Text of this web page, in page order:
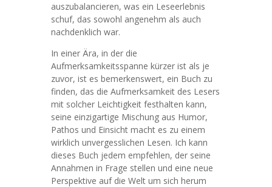
auszubalancieren, was ein Leseerlebnis
schuf, das sowohl angenehm als auch
nachdenklich war.
In einer Ära, in der die
Aufmerksamkeitsspanne kürzer ist als je
zuvor, ist es bemerkenswert, ein Buch zu
finden, das die Aufmerksamkeit des Lesers
mit solcher Leichtigkeit festhalten kann,
seine einzigartige Mischung aus Humor,
Pathos und Einsicht macht es zu einem
wirklich unvergesslichen Lesen. Ich kann
dieses Buch jedem empfehlen, der seine
Annahmen in Frage stellen und eine neue
Perspektive auf die Welt um sich herum